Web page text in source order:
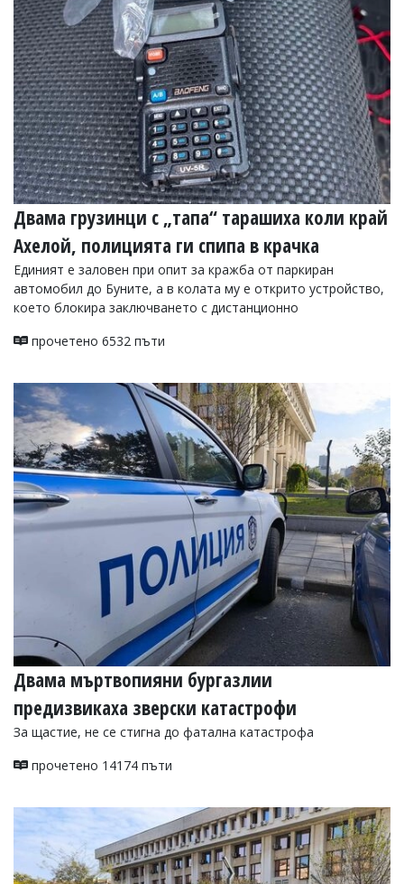
УКРАЙНА
СПОРТ
РАЗСЛЕДВАНЕ
БИЗНЕС
ЮГ
Управители:
Веселин
Василев,
email:
v.vasilev@flagman.bg
Катя
еmail:k.kassabova@flagman.bg
Главен
Иван
office@flagman.bg
Коментарите
под
статиите
се
въвеждат
от
читателите
и
тях!
Ако
откриете
обиден
вас
коментар,
сигнализирайте
Двама грузинци с „тапа“ тарашиха коли край
Ахелой, полицията ги спипа в крачка
Единият е заловен при опит за кражба от паркиран
автомобил до Буните, а в колата му е открито устройство,
което блокира заключването с дистанционно
прочетено 6532 пъти
Двама мъртвопияни бургазлии
предизвикаха зверски катастрофи
За щастие, не се стигна до фатална катастрофа
прочетено 14174 пъти